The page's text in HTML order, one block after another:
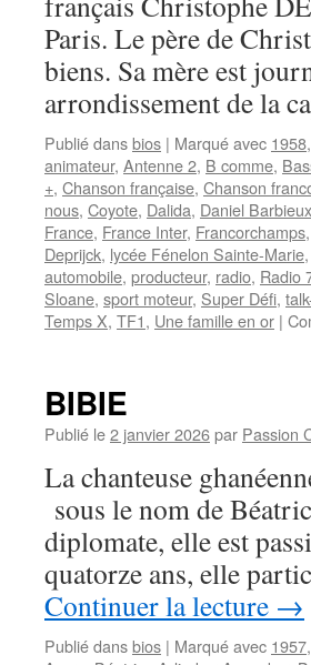
Paris. Le père de
biens. Sa mère est
arrondissement de la
Publié dansbios | Marqué avec 1958,
animateur, Antenne 2, B comme,
+, Chanson française, Chanson
nous, Coyote, Dalida, Daniel Barbieux
France, France Inter, Francorchamps,
Deprijck, lycée Fénelon Sainte-Marie,
automobile, producteur, radio, Radio
Sloane, sport moteur, Super Défi,
Temps X, TF1, Une famille en or |
BIBIE
Publié le2 janvier 2026par Passion
La chanteuse
sous le nom de
diplomate, elle est
quatorze ans, elle
Continuer la lecture →
Publié dansbios | Marqué avec 1957,